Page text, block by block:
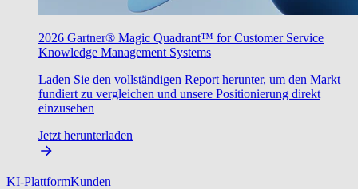
2026 Gartner® Magic Quadrant™ for Customer Service
Knowledge Management Systems
Laden Sie den vollständigen Report herunter, um den Markt
fundiert zu vergleichen und unsere Positionierung direkt
einzusehen
Jetzt herunterladen
KI-PlattformKunden